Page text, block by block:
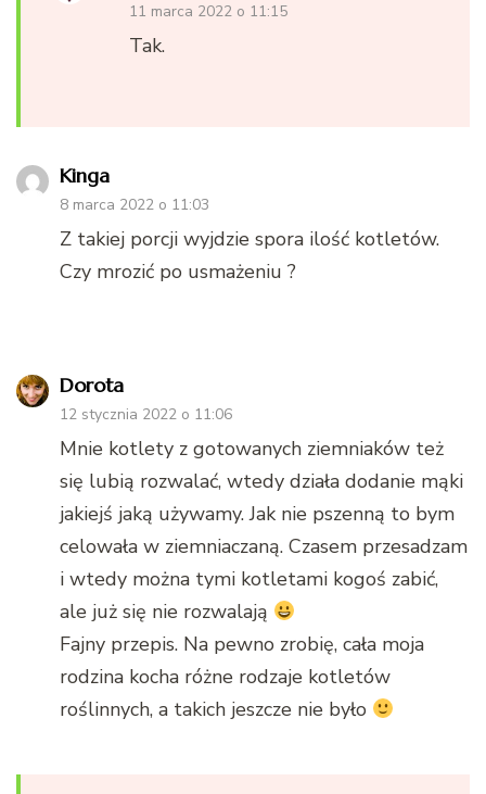
11 marca 2022 o 11:15
Tak.
Kinga
8 marca 2022 o 11:03
Z takiej porcji wyjdzie spora ilość kotletów.
Czy mrozić po usmażeniu ?
Dorota
12 stycznia 2022 o 11:06
Mnie kotlety z gotowanych ziemniaków też
się lubią rozwalać, wtedy działa dodanie mąki
jakiejś jaką używamy. Jak nie pszenną to bym
celowała w ziemniaczaną. Czasem przesadzam
i wtedy można tymi kotletami kogoś zabić,
ale już się nie rozwalają
Fajny przepis. Na pewno zrobię, cała moja
rodzina kocha różne rodzaje kotletów
roślinnych, a takich jeszcze nie było